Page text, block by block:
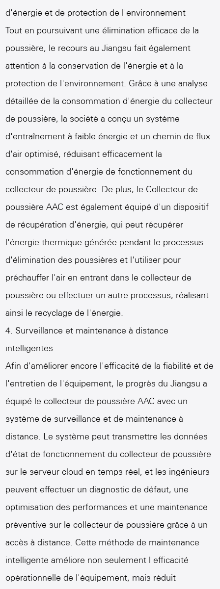
d'énergie et de protection de l'environnement
Tout en poursuivant une élimination efficace de la
poussière, le recours au Jiangsu fait également
attention à la conservation de l'énergie et à la
protection de l'environnement. Grâce à une analyse
détaillée de la consommation d'énergie du collecteur
de poussière, la société a conçu un système
d'entraînement à faible énergie et un chemin de flux
d'air optimisé, réduisant efficacement la
consommation d'énergie de fonctionnement du
collecteur de poussière. De plus, le Collecteur de
poussière AAC est également équipé d'un dispositif
de récupération d'énergie, qui peut récupérer
l'énergie thermique générée pendant le processus
d'élimination des poussières et l'utiliser pour
préchauffer l'air en entrant dans le collecteur de
poussière ou effectuer un autre processus, réalisant
ainsi le recyclage de l'énergie.
4. Surveillance et maintenance à distance
intelligentes
Afin d'améliorer encore l'efficacité de la fiabilité et de
l'entretien de l'équipement, le progrès du Jiangsu a
équipé le collecteur de poussière AAC avec un
système de surveillance et de maintenance à
distance. Le système peut transmettre les données
d'état de fonctionnement du collecteur de poussière
sur le serveur cloud en temps réel, et les ingénieurs
peuvent effectuer un diagnostic de défaut, une
optimisation des performances et une maintenance
préventive sur le collecteur de poussière grâce à un
accès à distance. Cette méthode de maintenance
intelligente améliore non seulement l'efficacité
opérationnelle de l'équipement, mais réduit